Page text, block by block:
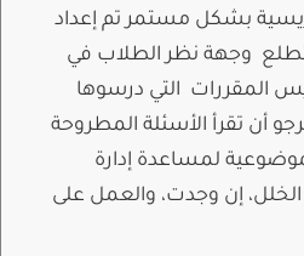
بشكل مستمر تم إعداد
وجهة نظر الطلاب في
المقررات التي درسوها
أن تقرأ الأسئلة المطروحة
لمساعدة إدارة
إن وجدت، والعمل على